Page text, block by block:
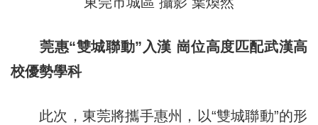
莞惠“雙城聯動”入漢 崗位高度匹配武漢高
校優勢學科
此次，東莞將攜手惠州，以“雙城聯動”的形